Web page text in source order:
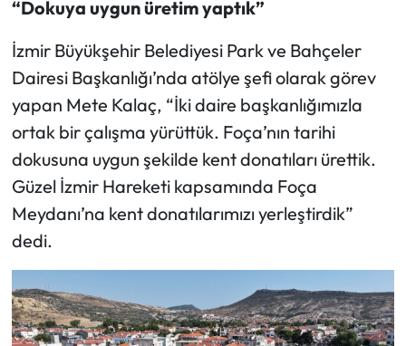
“Dokuya uygun üretim yaptık”
İzmir Büyükşehir Belediyesi Park ve Bahçeler
Dairesi Başkanlığı’nda atölye şefi olarak görev
yapan Mete Kalaç, “İki daire başkanlığımızla
ortak bir çalışma yürüttük. Foça’nın tarihi
dokusuna uygun şekilde kent donatıları ürettik.
Güzel İzmir Hareketi kapsamında Foça
Meydanı’na kent donatılarımızı yerleştirdik”
dedi.